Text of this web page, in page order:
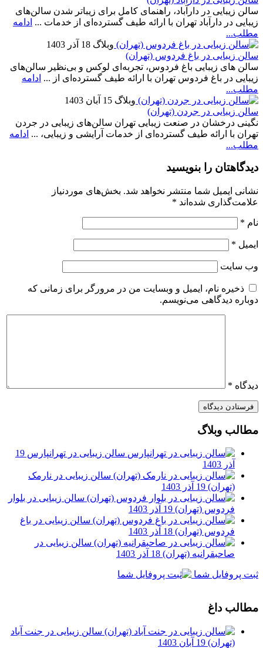
سالن زیبایی در دارآباد، راهنمای کامل برای زیباتر شدن سالن‌های
زیبایی در دارآباد تهران با ارائه طیف گسترده‌ای از خدمات ... ادامه
مطلب...
وبلاگ 18 آذر 1403
سالن زیبایی در باغ فردوس (تهران)
سالن‌ های زیبایی باغ فردوس، تجربه‌ای لوکس و بی‌نظیر سالن‌های
زیبایی در باغ فردوس تهران با ارائه طیف گسترده‌ای از ... ادامه
مطلب...
وبلاگ 15 آبان 1403
سالن زیبایی در جردن (تهران)
نگینی درخشان در صنعت زیبایی تهران سالن‌های زیبایی در جردن
تهران با ارائه طیف گسترده‌ای از خدمات آرایشی و زیبایی، ... ادامه
مطلب...
دیدگاهتان را بنویسید
نشانی ایمیل شما منتشر نخواهد شد. بخش‌های موردنیاز
علامت‌گذاری شده‌اند *
نام *
ایمیل *
وب‌ سایت
ذخیره نام، ایمیل و وبسایت من در مرورگر برای زمانی که
دوباره دیدگاهی می‌نویسم.
دیدگاه *
مطالب وبلاگ
سالن زیبایی در تهرانپارس 19
آذر 1403
سالن زیبایی در نارمک
(تهران) 19 آذر 1403
سالن زیبایی در بلوار
فردوس (تهران) 19 آذر 1403
سالن زیبایی در باغ
فردوس (تهران) 18 آذر 1403
سالن زیبایی در
صاحبقرانیه (تهران) 18 آذر 1403
ثبت پروفایل شما
مطالب داغ
سالن زیبایی در جنت آباد
(تهران) 19 آبان 1403